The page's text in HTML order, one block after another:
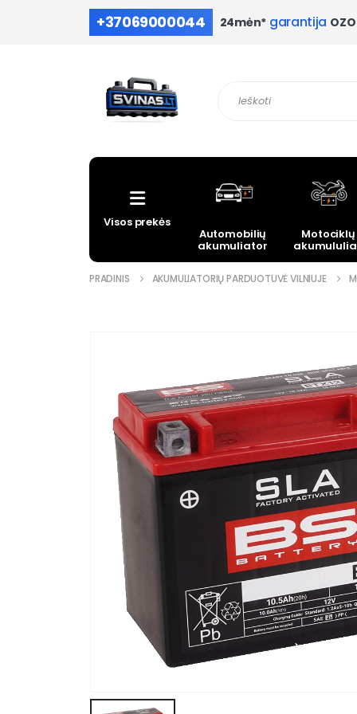
+37069000044 24mėn* garantija
Visos prekės
Automobilių
akumuliatoriai
Motociklų
PRADINIS AKUMULIATORIŲ PARDUOTUVĖ VILNIUJE